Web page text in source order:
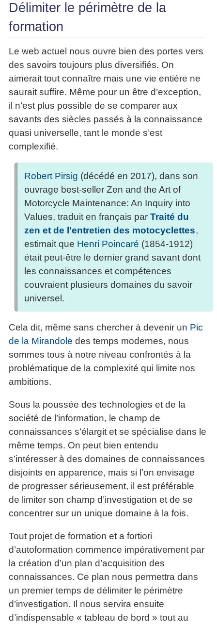
Délimiter le périmètre de la
formation
Le web actuel nous ouvre bien des portes vers
des savoirs toujours plus diversifiés. On
aimerait tout connaître mais une vie entière ne
saurait suffire. Même pour un être d’exception,
il n’est plus possible de se comparer aux
savants des siècles passés à la connaissance
quasi universelle, tant le monde s’est
complexifié.
Robert Pirsig (décédé en 2017), dans son
ouvrage best-seller Zen and the Art of
Motorcycle Maintenance: An Inquiry into
Values, traduit en français par Traité du
zen et de l'entretien des motocyclettes,
estimait que Henri Poincaré (1854-1912)
était peut-être le dernier grand savant dont
les connaissances et compétences
couvraient plusieurs domaines du savoir
universel.
Cela dit, même sans chercher à devenir un Pic
de la Mirandole des temps modernes, nous
sommes tous à notre niveau confrontés à la
problématique de la complexité qui limite nos
ambitions.
Sous la poussée des technologies et de la
société de l’information, le champ de
connaissances s’élargit et se spécialise dans le
même temps. On peut bien entendu
s’intéresser à des domaines de connaissances
disjoints en apparence, mais si l’on envisage
de progresser sérieusement, il est préférable
de limiter son champ d’investigation et de se
concentrer sur un unique domaine à la fois.
Tout projet de formation et a fortiori
d’autoformation commence impérativement par
la création d’un plan d’acquisition des
connaissances. Ce plan nous permettra dans
un premier temps de délimiter le périmètre
d’investigation. Il nous servira ensuite
d’indispensable « tableau de bord » tout au